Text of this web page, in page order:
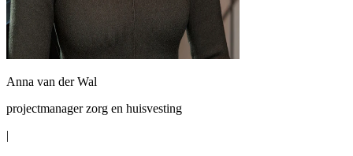
Anna van der Wal
projectmanager zorg en huisvesting
|